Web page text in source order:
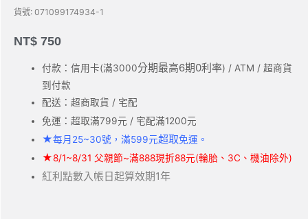
貨號: 071099174934-1
NT$ 750
付款：信用卡(滿3000分期最高6期0利率) / ATM / 超商貨
到付款
配送：超商取貨 / 宅配
免運：超取滿799元 / 宅配滿1200元
★每月25~30號，滿599元超取免運。
★8/1~8/31 父親節~滿888現折88元(輪胎、3C、機油除外)
紅利點數入帳日起算效期1年